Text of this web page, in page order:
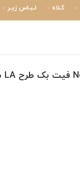
کـلاه لـبـاس زیـر